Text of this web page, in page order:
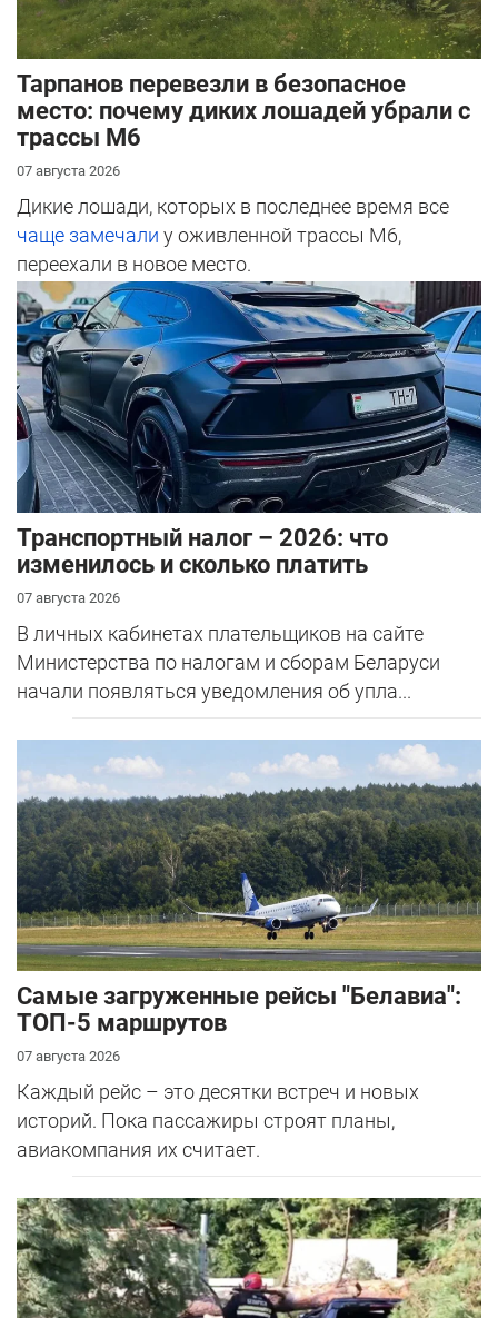
Тарпанов перевезли в безопасное
место: почему диких лошадей убрали с
трассы М6
07 августа 2026
Дикие лошади, которых в последнее время все
чаще замечали у оживленной трассы М6,
переехали в новое место.
Транспортный налог – 2026: что
изменилось и сколько платить
07 августа 2026
В личных кабинетах плательщиков на сайте
Министерства по налогам и сборам Беларуси
начали появляться уведомления об упла...
Самые загруженные рейсы "Белавиа":
ТОП-5 маршрутов
07 августа 2026
Каждый рейс – это десятки встреч и новых
историй. Пока пассажиры строят планы,
авиакомпания их считает.